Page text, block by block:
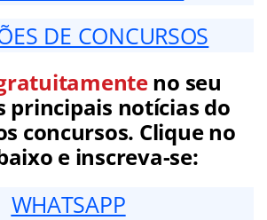
DE CONCURSOS
no seu
principais notícias do
concursos. Clique no
e inscreva-se:
WHATSAPP